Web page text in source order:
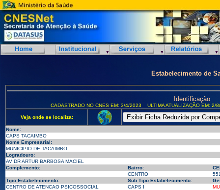
Estabelecimento de
Identificação
CADASTRADO NO CNES EM: 3/4/2023 ULTIMA ATUALIZAÇÃO EM:
Veja onde se localiza:
Nome:
CAPS TACAIMBO
Nome Empresarial:
MUNICIPIO DE TACAIMBO
Logradouro:
AV DR ARTUR BARBOSA MACIEL
Complemento:
Bairro:
CENTRO
Tipo Estabelecimento:
Sub Tipo Estabelecimento:
CENTRO DE ATENCAO PSICOSSOCIAL
CAPS I